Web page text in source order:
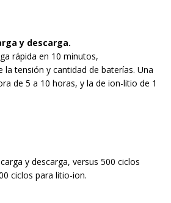
y descarga.
rápida en 10 minutos,
la tensión y cantidad de baterías. Una
de 5 a 10 horas, y la de ion-litio de 1
y descarga, versus 500 ciclos
ciclos para litio-ion.